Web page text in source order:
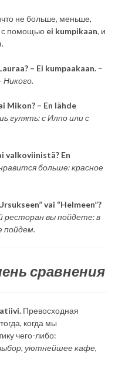
не больше, меньше,
с помощью ei kumpikaan, и
– Ei kumpaakaan. –
Никого.
Mikon? – En lähde
гулять: сИлпоилис
valkoviinistä? En
больше: красное
vai “Helmeen”?
ресторан вы пойдете: в
пойдем.
сравнения
Превосходная
когда мы
чего-либо:
уютнейшее кафе,